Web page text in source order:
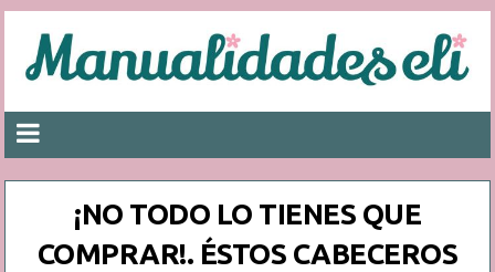
¡NO TODO LO TIENES QUE
COMPRAR!. ÉSTOS CABECEROS